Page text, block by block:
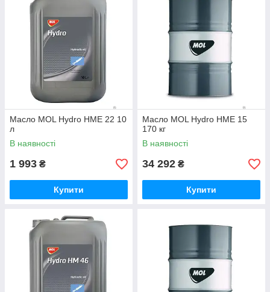
Масло MOL Hydro HME 22 10
л
В наявності
1 993 ₴
Купити
Масло MOL Hydro HME 15
170 кг
В наявності
34 292 ₴
Купити